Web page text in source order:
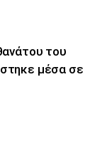
του
μέσα σε